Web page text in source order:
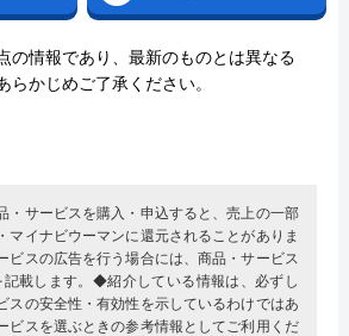
の情報であり、最新のものとは異なる
らかじめご了承ください。
サービスを購入・申込すると、売上の一部
マイナビウーマンに還元されることがありま
スの広告を行う場合には、商品・サービス
載します。◆紹介している情報は、必ずし
スの安全性・有効性を示しているわけではあ
ビスを選ぶときの参考情報としてご利用くだ